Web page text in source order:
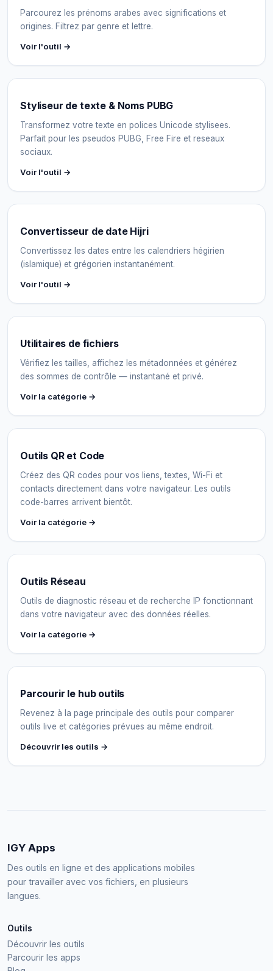
Parcourez les prénoms arabes avec significations et
origines. Filtrez par genre et lettre.
Voir l'outil →
Styliseur de texte & Noms PUBG
Transformez votre texte en polices Unicode stylisees.
Parfait pour les pseudos PUBG, Free Fire et reseaux
sociaux.
Voir l'outil →
Convertisseur de date Hijri
Convertissez les dates entre les calendriers hégirien
(islamique) et grégorien instantanément.
Voir l'outil →
Utilitaires de fichiers
Vérifiez les tailles, affichez les métadonnées et générez
des sommes de contrôle — instantané et privé.
Voir la catégorie →
Outils QR et Code
Créez des QR codes pour vos liens, textes, Wi-Fi et
contacts directement dans votre navigateur. Les outils
code-barres arrivent bientôt.
Voir la catégorie →
Outils Réseau
Outils de diagnostic réseau et de recherche IP fonctionnant
dans votre navigateur avec des données réelles.
Voir la catégorie →
Parcourir le hub outils
Revenez à la page principale des outils pour comparer
outils live et catégories prévues au même endroit.
Découvrir les outils →
IGY Apps
Des outils en ligne et des applications mobiles
pour travailler avec vos fichiers, en plusieurs
langues.
Outils
Découvrir les outils
Parcourir les apps